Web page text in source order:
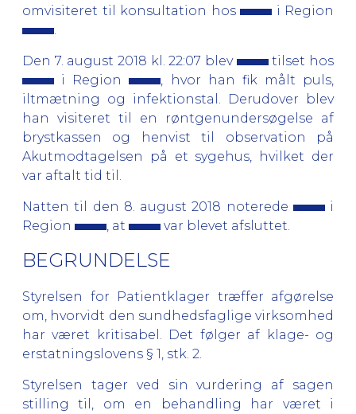
omvisiteret til konsultation hos
i Region
Den 7. august 2018 kl. 22:07 blev
tilset hos
i Region
, hvor han fik målt puls,
iltmætning og infektionstal. Derudover blev
han visiteret til en røntgenundersøgelse af
brystkassen og henvist til observation på
Akutmodtagelsen på et sygehus, hvilket der
var aftalt tid til.
Natten til den 8. august 2018 noterede
i
Region
, at var blevet afsluttet.
BEGRUNDELSE
Styrelsen for Patientklager træffer afgørelse
om, hvorvidt den sundhedsfaglige virksomhed
har været kritisabel. Det følger af klage- og
erstatningslovens § 1, stk. 2.
Styrelsen tager ved sin vurdering af sagen
stilling til, om en behandling har været i